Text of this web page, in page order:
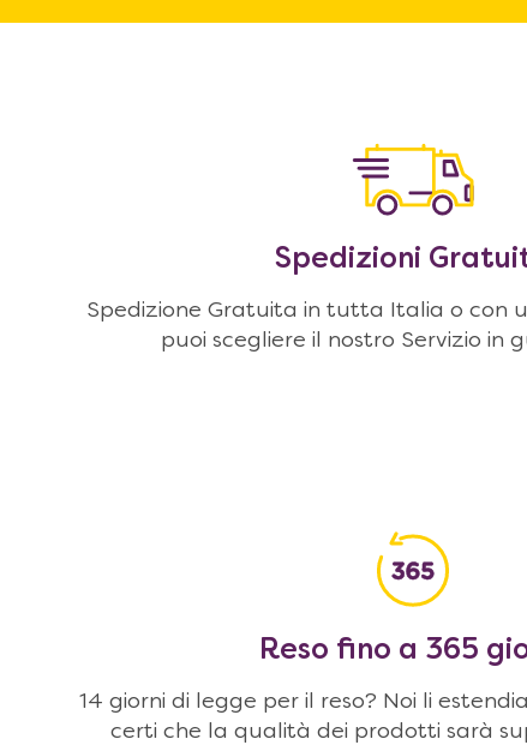
Spedizioni
Spedizione Gratuita in tutta Italia o con
puoi scegliere il nostro Servizio in
Reso fino a 365
14 giorni di legge per il reso? Noi li
certi che la qualità dei prodotti sarà